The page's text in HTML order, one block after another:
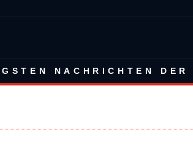
NACHRICHTEN DER